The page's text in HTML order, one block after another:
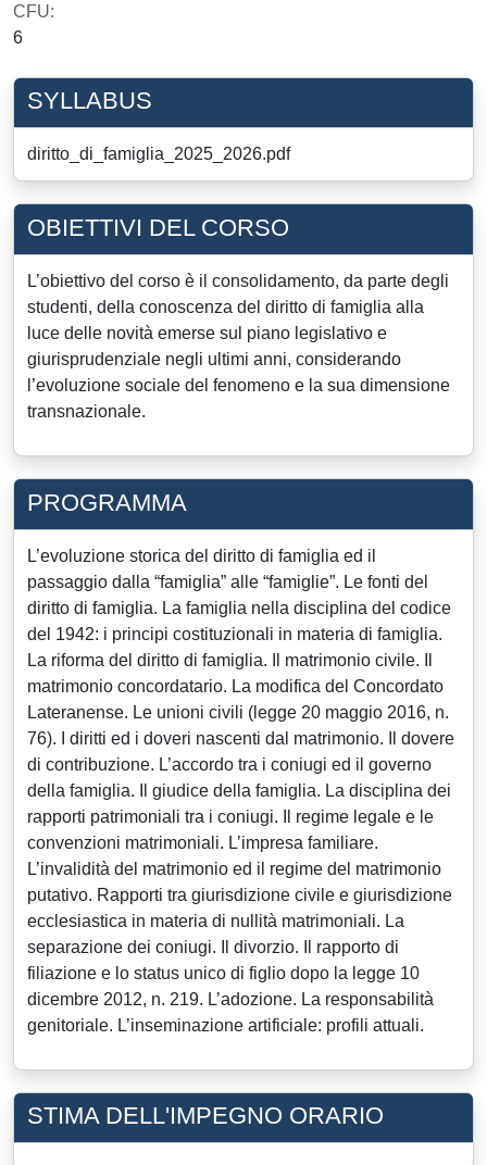
CFU:
6
SYLLABUS
diritto_di_famiglia_2025_2026.pdf
OBIETTIVI DEL CORSO
L’obiettivo del corso è il consolidamento, da parte degli
studenti, della conoscenza del diritto di famiglia alla
luce delle novità emerse sul piano legislativo e
giurisprudenziale negli ultimi anni, considerando
l’evoluzione sociale del fenomeno e la sua dimensione
transnazionale.
PROGRAMMA
L’evoluzione storica del diritto di famiglia ed il
passaggio dalla “famiglia” alle “famiglie”. Le fonti del
diritto di famiglia. La famiglia nella disciplina del codice
del 1942: i principi costituzionali in materia di famiglia.
La riforma del diritto di famiglia. Il matrimonio civile. Il
matrimonio concordatario. La modifica del Concordato
Lateranense. Le unioni civili (legge 20 maggio 2016, n.
76). I diritti ed i doveri nascenti dal matrimonio. Il dovere
di contribuzione. L’accordo tra i coniugi ed il governo
della famiglia. Il giudice della famiglia. La disciplina dei
rapporti patrimoniali tra i coniugi. Il regime legale e le
convenzioni matrimoniali. L’impresa familiare.
L’invalidità del matrimonio ed il regime del matrimonio
putativo. Rapporti tra giurisdizione civile e giurisdizione
ecclesiastica in materia di nullità matrimoniali. La
separazione dei coniugi. Il divorzio. Il rapporto di
filiazione e lo status unico di figlio dopo la legge 10
dicembre 2012, n. 219. L’adozione. La responsabilità
genitoriale. L’inseminazione artificiale: profili attuali.
STIMA DELL'IMPEGNO ORARIO